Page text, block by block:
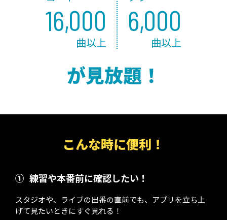
16,000
曲以上
6,000
曲以上
が見放題！
こんな時に便利！
① 練習や本番前に確認したい！
スタジオや、ライブの出番の直前でも、アプリを立ち上
げて見たいときにすぐ見れる！